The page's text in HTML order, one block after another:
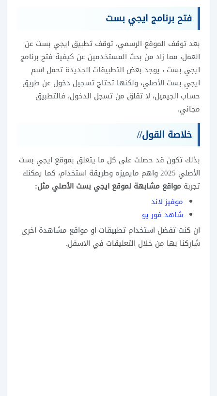
فتح برنامج ايجي بست
بعد توقف الموقع الرسمي، توقف تطبيق ايجي بست عن
العمل، مما زاد من بحث المستخدمين عن كيفية فتح برنامج
ايجي بست ، يوجد بعض التطبيقات الجديدة تحمل اسم
ايجي بست الأصلي، ولكنها تحتاج تسجيل دخول عن طريق
حساب الجيميل، لا تقلق من تسجل الدخول، فالتطبيق
مجاني.
خلاصة القول//
بذلك تكون قد حصلت على كل ما يتعلق بموقع ايجي بست
الأصلي 2025 واهم مايميزه وطريقة استخدام، كما يمكنك
تجربة مواقع مشابهة لموقع ايجي بست الأصلي مثل:
موفيز لاند
شاهد فور يو
ان كنت تفضل استخدام تطبيقات او مواقع مشاهدة اخرى
شاركنا بها من خلال التعليقات في الاسفل.